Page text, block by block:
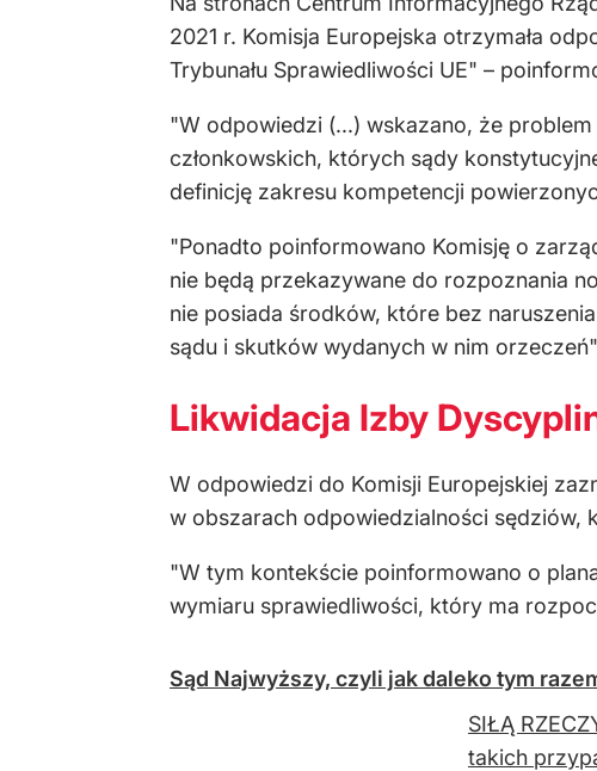
2021 r. Komisja Europejska otrzymała
Trybunału Sprawiedliwości UE" –
"W odpowiedzi (...) wskazano, że
członkowskich, których sądy
definicję zakresu kompetencji
"Ponadto poinformowano Komisję o
nie będą przekazywane do rozpoznania
nie posiada środków, które bez
sądu i skutków wydanych w nim
Likwidacja Izby
W odpowiedzi do Komisji Europejskiej
w obszarach odpowiedzialności sędziów,
"W tym kontekście poinformowano o
wymiaru sprawiedliwości, który ma
Sąd Najwyższy, czyli jak daleko tym
SIŁĄ
takich